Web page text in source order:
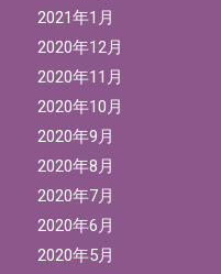
2021年1月
2020年12月
2020年11月
2020年10月
2020年9月
2020年8月
2020年7月
2020年6月
2020年5月